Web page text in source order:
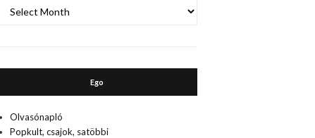
múlt
Ego
Olvasónapló
Popkult, csajok, satöbbi